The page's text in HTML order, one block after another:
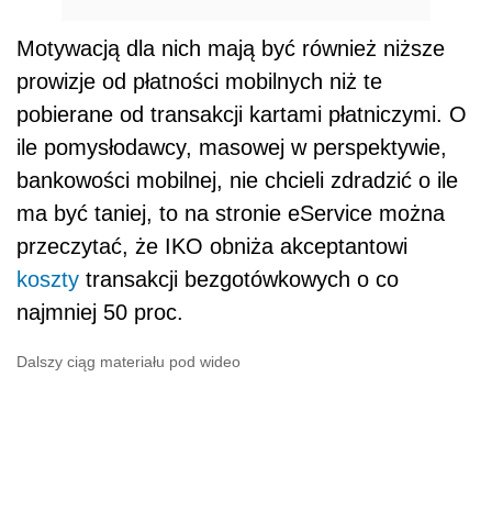
Motywacją dla nich mają być również niższe
prowizje od płatności mobilnych niż te
pobierane od transakcji kartami płatniczymi. O
ile pomysłodawcy, masowej w perspektywie,
bankowości mobilnej, nie chcieli zdradzić o ile
ma być taniej, to na stronie eService można
przeczytać, że IKO obniża akceptantowi
koszty transakcji bezgotówkowych o co
najmniej 50 proc.
Dalszy ciąg materiału pod wideo